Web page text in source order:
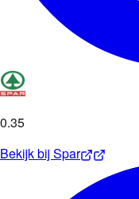
0.35
Bekijk bijSpar